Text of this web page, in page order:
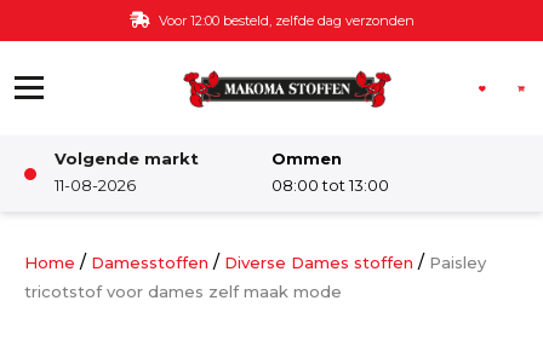
Ga naar de inhoud Voor 12:00 besteld, zelfde dag verzonden
Volgende markt
11-08-2026
Ommen
08:00 tot 13:00
Damesstoffen
Home / Damesstoffen / Diverse Dames stoffen / Paisley
tricotstof voor dames zelf maak mode